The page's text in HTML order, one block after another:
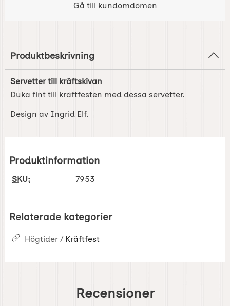
Gå till kundomdömen
Produktbeskrivning
Servetter till kräftskivan
Duka fint till kräftfesten med dessa servetter.
Design av Ingrid Elf.
Produktinformation
SKU: 7953
Relaterade kategorier
Högtider / Kräftfest
Recensioner